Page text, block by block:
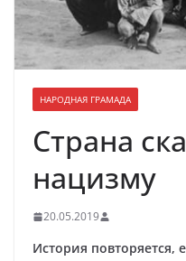
НАРОДНАЯ ГРАМАДА
Страна
нацизму
20.05.2019
История повторяется,